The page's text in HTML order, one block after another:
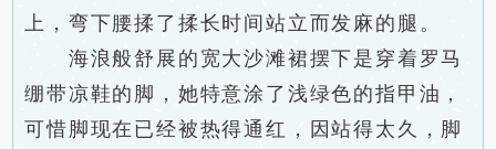
上，弯下腰揉了揉长时间站立而发麻的腿。
海浪般舒展的宽大沙滩裙摆下是穿着罗马
绷带凉鞋的脚，她特意涂了浅绿色的指甲油，
可惜脚现在已经被热得通红，因站得太久，脚